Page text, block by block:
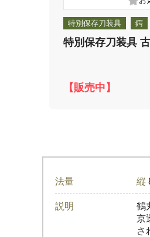
特別保存刀装具 鍔
特別保存刀装具
【販売中】
法量 縦
説明
鶴
京
さ